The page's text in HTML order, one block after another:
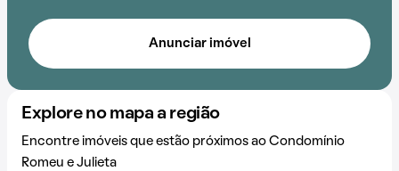
Anunciar imóvel
Explore no mapa a região
Encontre imóveis que estão próximos ao Condomínio
Romeu e Julieta